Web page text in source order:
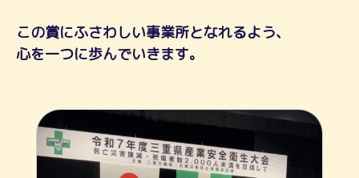
この賞にふさわしい事業所となれるよう、
心を一つに歩んでいきます。